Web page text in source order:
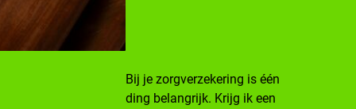
Bij je zorgverzekering is één
ding belangrijk. Krijg ik een